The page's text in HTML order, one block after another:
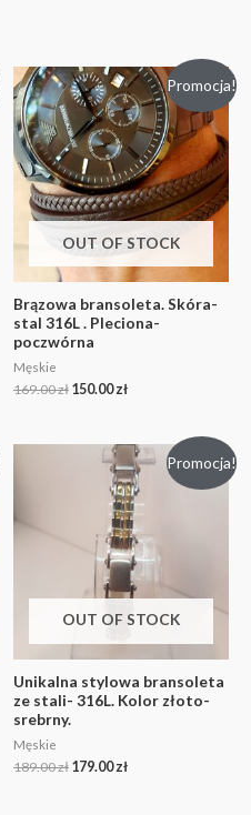
Promocja!
OUT OF STOCK
Brązowa bransoleta. Skóra-
stal 316L . Pleciona-
poczwórna
Męskie
169.00zł 150.00zł
Promocja!
OUT OF STOCK
Unikalna stylowa bransoleta
ze stali- 316L. Kolor złoto-
srebrny.
Męskie
189.00zł 179.00zł